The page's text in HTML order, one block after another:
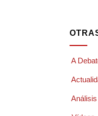
A
Análisis